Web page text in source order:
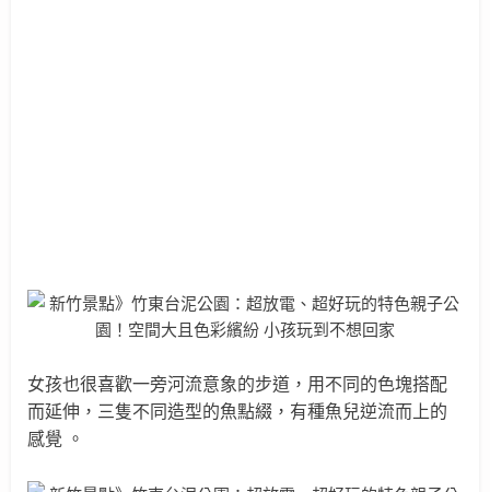
女孩也很喜歡一旁河流意象的步道，用不同的色塊搭配
而延伸，三隻不同造型的魚點綴， 有種魚兒逆流而上的
感覺 。